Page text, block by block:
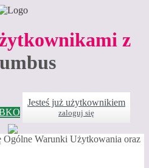
z
Jesteś już użytkownikiem
zaloguj się
Ogólne Warunki Użytkowania oraz